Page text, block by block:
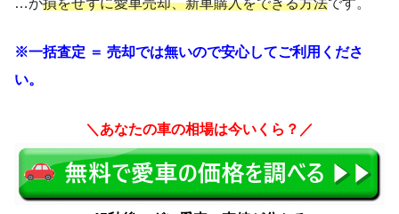
※一括査定 ＝ 売却では無いので安心してご利用くださ
い。
＼あなたの車の相場は今いくら？／